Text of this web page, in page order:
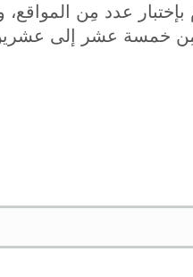
عدد مِن المواقع،
خمسة عشر إلى عشرين